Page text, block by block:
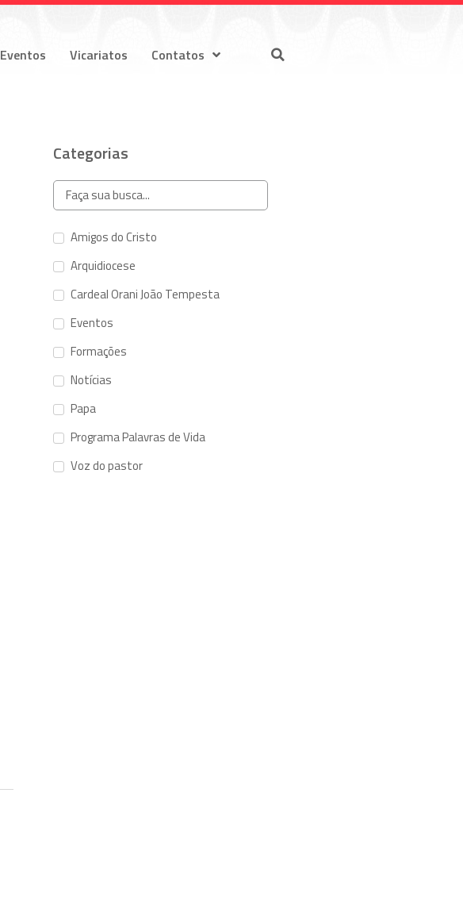
Eventos Vicariatos Contatos
Categorias
Amigos do Cristo
Arquidiocese
Cardeal Orani João Tempesta
Eventos
Formações
Notícias
Papa
Programa Palavras de Vida
Voz do pastor